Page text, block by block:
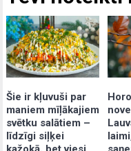
Šie ir kļuvuši par
maniem mīļākajiem
svētku salātiem –
līdzīgi siļķei